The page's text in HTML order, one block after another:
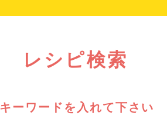
レシピ検索
キーワードを入れて下さい